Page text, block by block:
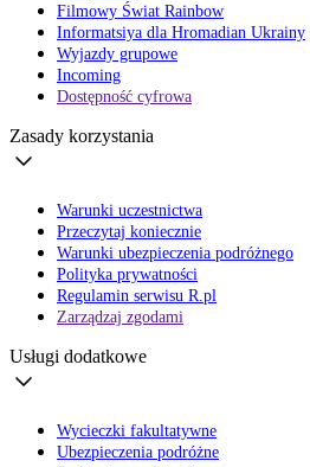
Filmowy Świat Rainbow
Informatsiya dla Hromadian Ukrainy
Wyjazdy grupowe
Incoming
Dostępność cyfrowa
Zasady korzystania
Warunki uczestnictwa
Przeczytaj koniecznie
Warunki ubezpieczenia podróżnego
Polityka prywatności
Regulamin serwisu R.pl
Zarządzaj zgodami
Usługi dodatkowe
Wycieczki fakultatywne
Ubezpieczenia podróżne